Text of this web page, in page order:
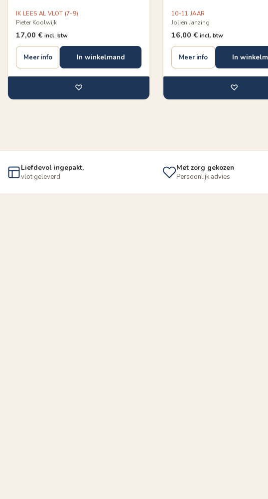
IK LEES AL VLOT (7-9)
Pieter Koolwijk
17,00 € incl. btw
Meer info In winkelmand
♡
10-11 JAAR
Jolien Janzing
16,00 € incl. btw
Meer info In
♡
Liefdevol ingepakt,
vlot geleverd
Met zorg gekozen
Persoonlijk advies